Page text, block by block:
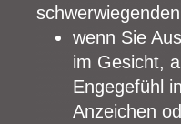
wenn Sie
im Gesicht,
Engegefühl
Anzeichen